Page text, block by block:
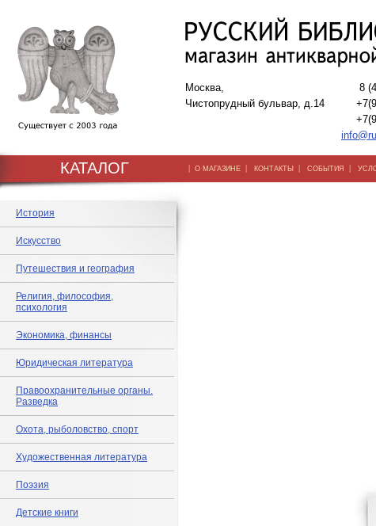
Москва,
Чистопрудный бульвар, д.14
8
КАТАЛОГ | О МАГАЗИНЕ | КОНТАКТЫ | СОБЫТИЯ |
История
Искусство
Путешествия и география
Религия, философия,
психология
Экономика, финансы
Юридическая литература
Правоохранительные органы.
Разведка
Охота, рыболовство, спорт
Художественная литература
Поэзия
Детские книги